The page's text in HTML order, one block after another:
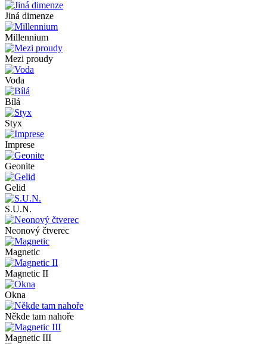
Jiná dimenze
Millennium
Mezi proudy
Voda
Bílá
Styx
Imprese
Geonite
Gelid
S.U.N.
Neonový čtverec
Magnetic
Magnetic II
Okna
Někde tam nahoře
Magnetic III